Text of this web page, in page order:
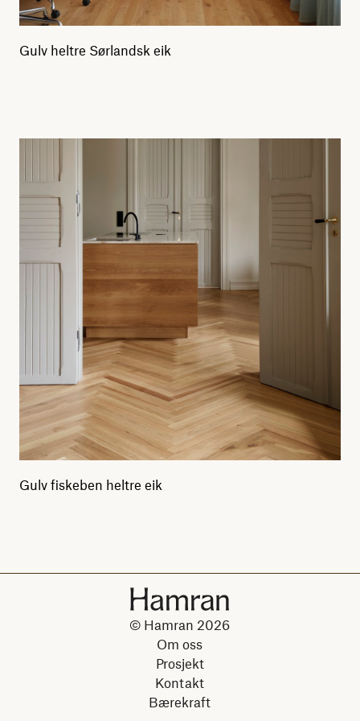
Gulv heltre Sørlandsk eik
Gulv fiskeben heltre eik
© Hamran 2026
Om oss
Prosjekt
Kontakt
Bærekraft